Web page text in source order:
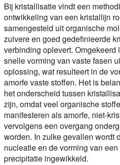
Bij kristallisatie vindt een
ontwikkeling van een kristallijn
samengesteld uit organische
zuivere en goed gedefinieerde
verbinding oplevert. Omgekeerd
snelle vorming van vaste fasen
oplossing, wat resulteert in de
amorfe vaste stoffen. Het is
het onderscheid tussen
zijn, omdat veel organische
manifesteren als amorfe, niet-
vervolgens een overgang
worden. In zulke gevallen wordt
nucleatie en de vorming van
precipitatie ingewikkeld.